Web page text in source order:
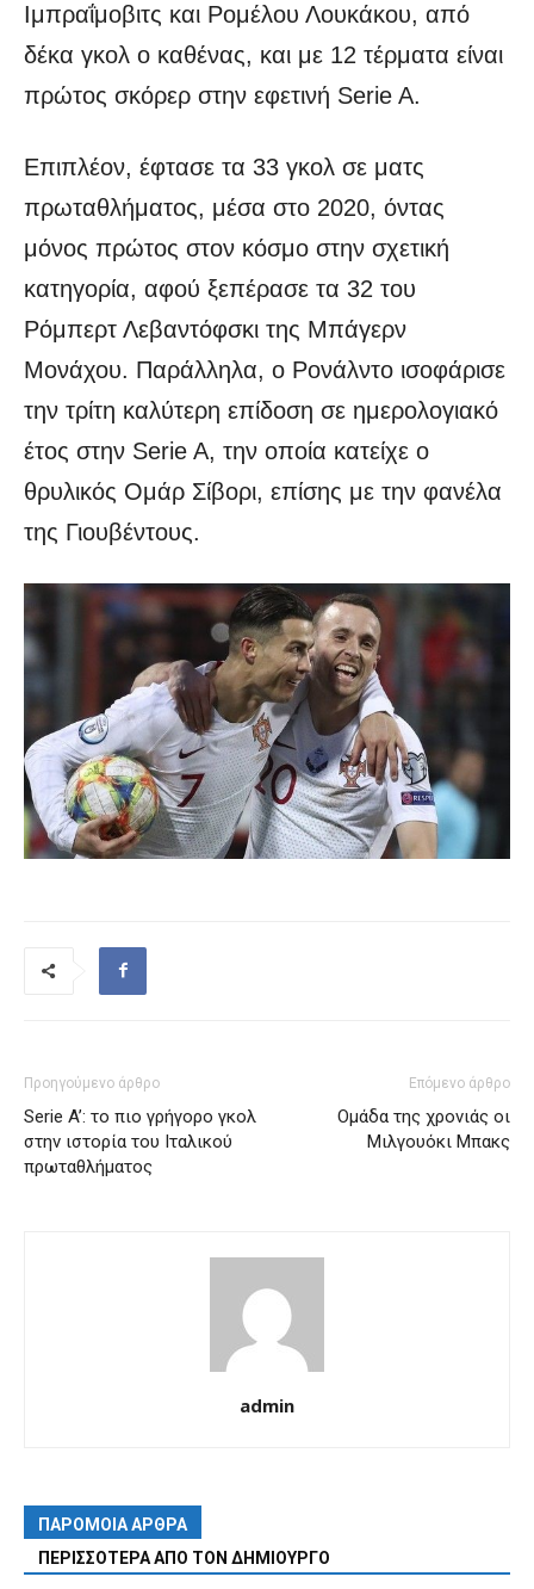
Ιμπραΐμοβιτς και Ρομέλου Λουκάκου, από
δέκα γκολ ο καθένας, και με 12 τέρματα είναι
πρώτος σκόρερ στην εφετινή Serie A.
Επιπλέον, έφτασε τα 33 γκολ σε ματς
πρωταθλήματος, μέσα στο 2020, όντας
μόνος πρώτος στον κόσμο στην σχετική
κατηγορία, αφού ξεπέρασε τα 32 του
Ρόμπερτ Λεβαντόφσκι της Μπάγερν
Μονάχου. Παράλληλα, ο Ρονάλντο ισοφάρισε
την τρίτη καλύτερη επίδοση σε ημερολογιακό
έτος στην Serie A, την οποία κατείχε ο
θρυλικός Ομάρ Σίβορι, επίσης με την φανέλα
της Γιουβέντους.
Προηγούμενο άρθρο
Serie A’: το πιο γρήγορο γκολ
στην ιστορία του Ιταλικού
πρωταθλήματος
Επόμενο άρθρο
Ομάδα της χρονιάς οι
Μιλγουόκι Μπακς
admin
ΠΑΡΟΜΟΙΑ ΑΡΘΡΑ
ΠΕΡΙΣΣΟΤΕΡΑ ΑΠΟ ΤΟΝ ΔΗΜΙΟΥΡΓΟ